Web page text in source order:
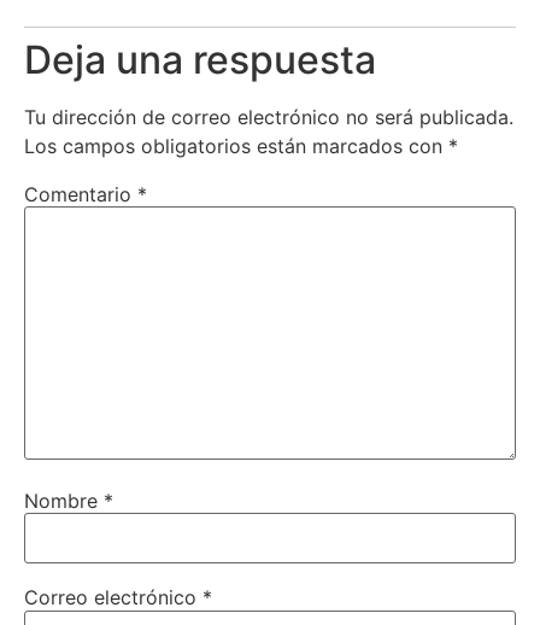
Deja una respuesta
Tu dirección de correo electrónico no será publicada.
Los campos obligatorios están marcados con *
Comentario *
Nombre *
Correo electrónico *